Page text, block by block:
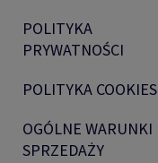
POLITYKA
PRYWATNOŚCI
POLITYKA COOKIES
OGÓLNE WARUNKI
SPRZEDAŻY